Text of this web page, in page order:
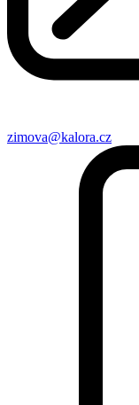
zimova@kalora.cz